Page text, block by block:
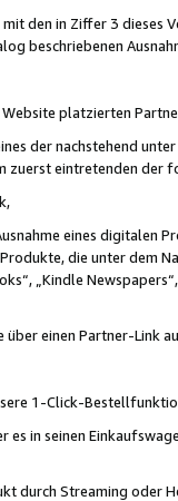
mit den in Ziffer 3
beschriebenen
platzierten
der nachstehend
zuerst eintretenden der
eines digitalen
die unter dem
„Kindle
einen Partner-Link
1-Click-
in seinen
durch Streaming oder